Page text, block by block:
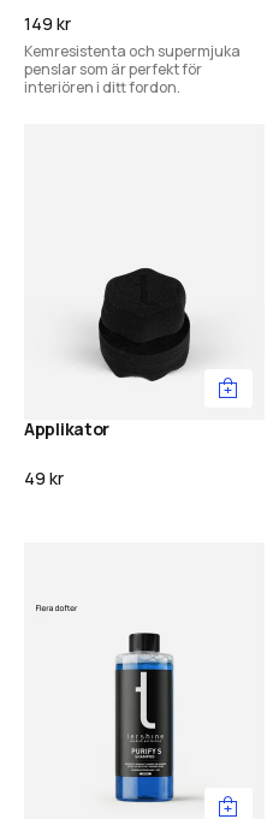
149 kr
Kemresistenta och supermjuka
penslar som är perfekt för
interiören i ditt fordon.
Applikator
49 kr